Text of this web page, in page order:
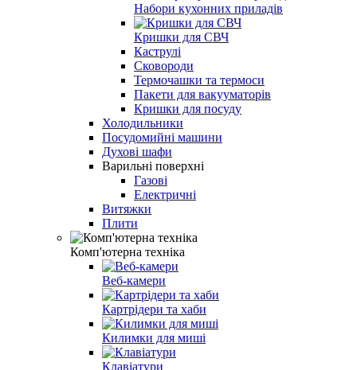
Набори кухонних приладів
Кришки для СВЧ
Каструлі
Сковороди
Термочашки та термоси
Пакети для вакууматорів
Кришки для посуду
Холодильники
Посудомийні машини
Духові шафи
Варильні поверхні
Газові
Електричні
Витяжки
Плити
Комп'ютерна техніка
Веб-камери
Картрідери та хаби
Килимки для миші
Клавіатури